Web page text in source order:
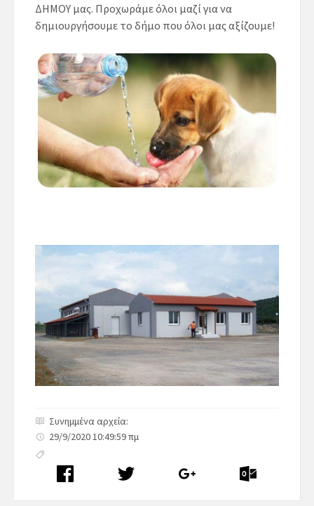
ΔΗΜΟΥ μας. Προχωράμε όλοι μαζί για να
δημιουργήσουμε το δήμο που όλοι μας αξίζουμε!
Συνημμένα αρχεία:
29/9/2020 10:49:59 πμ